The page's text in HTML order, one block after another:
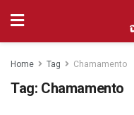
Home Tag Chamamento
Tag: Chamamento